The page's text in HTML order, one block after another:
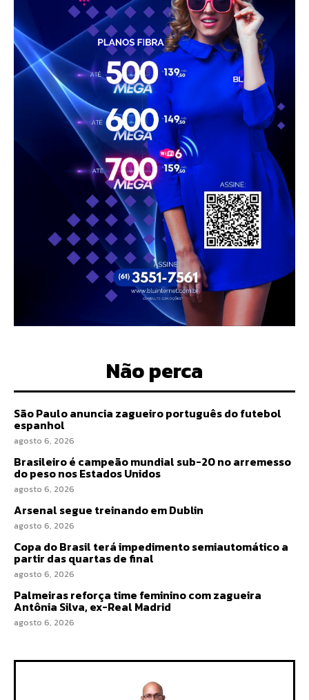
Não perca
São Paulo anuncia zagueiro português do futebol
espanhol
agosto 6, 2026
Brasileiro é campeão mundial sub-20 no arremesso
do peso nos Estados Unidos
agosto 6, 2026
Arsenal segue treinando em Dublin
agosto 6, 2026
Copa do Brasil terá impedimento semiautomático a
partir das quartas de final
agosto 6, 2026
Palmeiras reforça time feminino com zagueira
Antônia Silva, ex-Real Madrid
agosto 6, 2026